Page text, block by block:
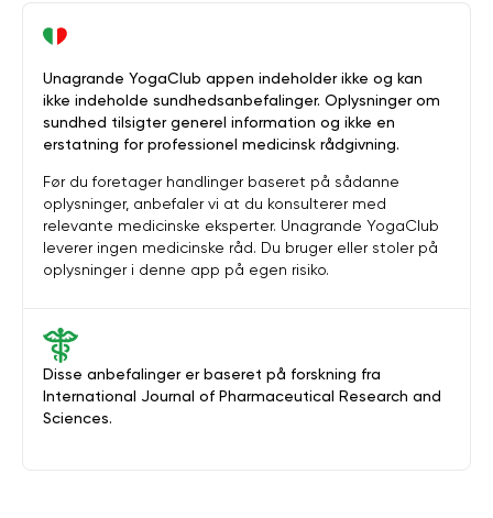
Disse anbefalinger er baseret på forskning fra
International Journal of Pharmaceutical Research and
Sciences.
Unagrande YogaClub appen indeholder ikke og kan
ikke indeholde sundhedsanbefalinger. Oplysninger om
sundhed tilsigter generel information og ikke en
erstatning for professionel medicinsk rådgivning.
Før du foretager handlinger baseret på sådanne
oplysninger, anbefaler vi at du konsulterer med
relevante medicinske eksperter. Unagrande YogaClub
leverer ingen medicinske råd. Du bruger eller stoler på
oplysninger i denne app på egen risiko.